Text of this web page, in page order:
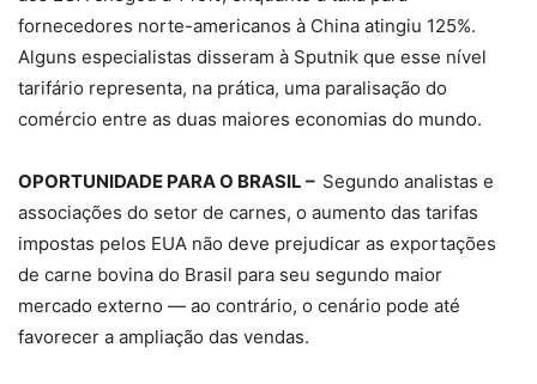
fornecedores norte-americanos à China atingiu 125%.
Alguns especialistas disseram à Sputnik que esse nível
tarifário representa, na prática, uma paralisação do
comércio entre as duas maiores economias do mundo.
OPORTUNIDADE PARA O BRASIL – Segundo analistas e
associações do setor de carnes, o aumento das tarifas
impostas pelos EUA não deve prejudicar as exportações
de carne bovina do Brasil para seu segundo maior
mercado externo — ao contrário, o cenário pode até
favorecer a ampliação das vendas.